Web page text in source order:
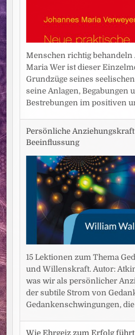
Menschen richtig behandeln
Maria Wer ist dieser
Grundzüge seines
seine Anlagen, Begabungen
Bestrebungen im positiven
Persönliche
Beeinflussung
15 Lektionen zum Thema
und Willenskraft. Autor:
was wir als persönlicher
der subtile Strom von
Gedankenschwingungen,
Wie Ehrgeiz zum Erfolg führt